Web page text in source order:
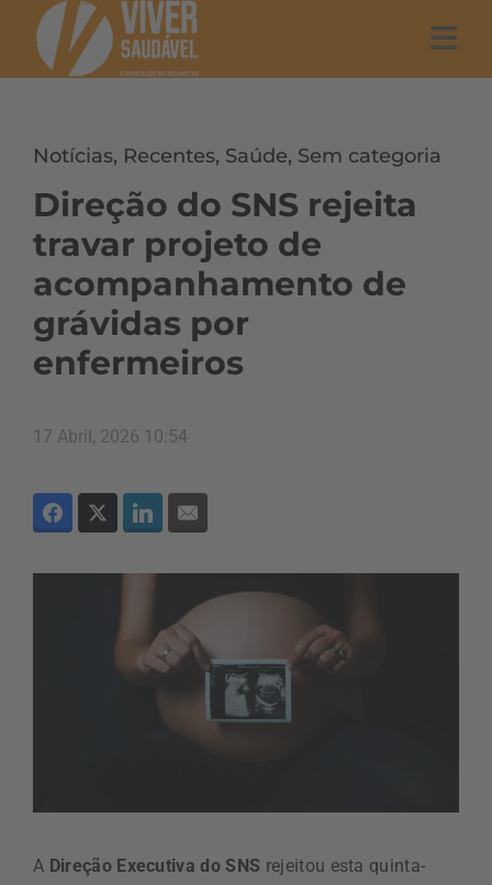
Notícias, Recentes, Saúde, Sem categoria
Direção do SNS rejeita
travar projeto de
acompanhamento de
grávidas por
enfermeiros
17 Abril, 2026 10:54
A Direção Executiva do SNS rejeitou esta quinta-